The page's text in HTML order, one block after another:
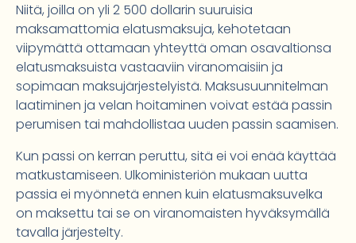
Niitä, joilla on yli 2 500 dollarin suuruisia
maksamattomia elatusmaksuja, kehotetaan
viipymättä ottamaan yhteyttä oman osavaltionsa
elatusmaksuista vastaaviin viranomaisiin ja
sopimaan maksujärjestelyistä. Maksusuunnitelman
laatiminen ja velan hoitaminen voivat estää passin
perumisen tai mahdollistaa uuden passin saamisen.
Kun passi on kerran peruttu, sitä ei voi enää käyttää
matkustamiseen. Ulkoministeriön mukaan uutta
passia ei myönnetä ennen kuin elatusmaksuvelka
on maksettu tai se on viranomaisten hyväksymällä
tavalla järjestelty.